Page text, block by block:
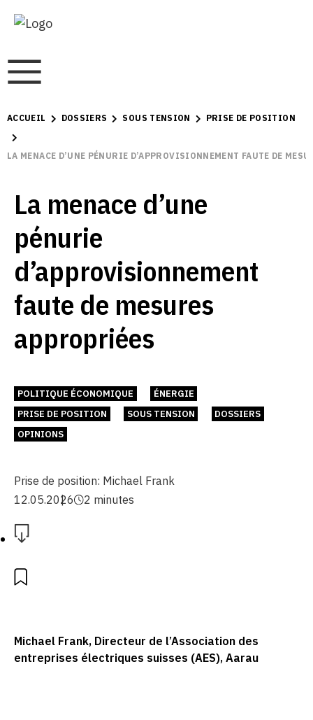
ACCUEIL DOSSIERS SOUS TENSION PRISE DE POSITION
LA MENACE D’UNE PÉNURIE D’APPROVISIONNEMENT FAUTE DE
La menace d’une
pénurie
d’approvisionnement
faute de mesures
appropriées
POLITIQUE ÉCONOMIQUE
ÉNERGIE
PRISE DE POSITION
SOUS TENSION
DOSSIERS
OPINIONS
Prise de position: Michael Frank
12.05.2026
2 minutes
Michael Frank, Directeur de l’Association des
entreprises électriques suisses (AES), Aarau